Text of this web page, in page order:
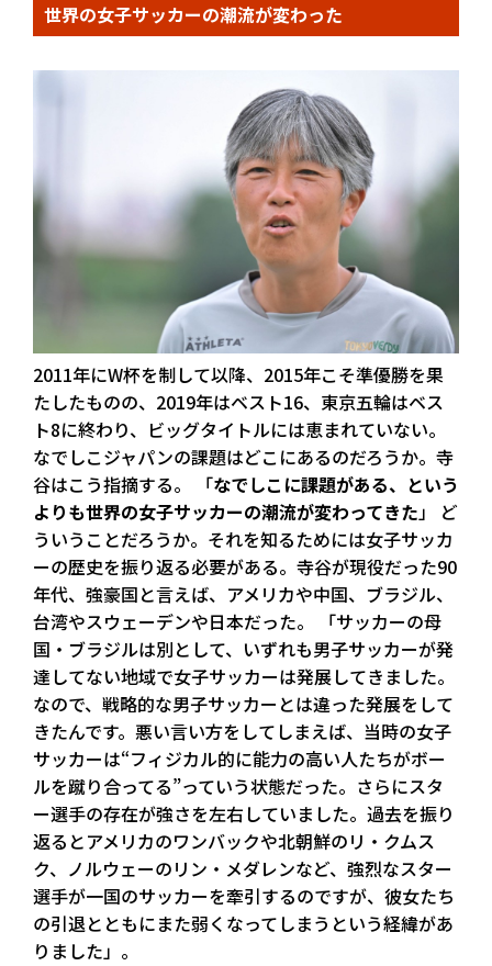
世界の女子サッカーの潮流が変わった
2011年にW杯を制して以降、2015年こそ準優勝を果
たしたものの、2019年はベスト16、東京五輪はベス
ト8に終わり、ビッグタイトルには恵まれていない。
なでしこジャパンの課題はどこにあるのだろうか。寺
谷はこう指摘する。 「なでしこに課題がある、という
よりも世界の女子サッカーの潮流が変わってきた」 ど
ういうことだろうか。それを知るためには女子サッカ
ーの歴史を振り返る必要がある。寺谷が現役だった90
年代、強豪国と言えば、アメリカや中国、ブラジル、
台湾やスウェーデンや日本だった。 「サッカーの母
国・ブラジルは別として、いずれも男子サッカーが発
達してない地域で女子サッカーは発展してきました。
なので、戦略的な男子サッカーとは違った発展をして
きたんです。悪い言い方をしてしまえば、当時の女子
サッカーは“フィジカル的に能力の高い人たちがボー
ルを蹴り合ってる”っていう状態だった。さらにスタ
ー選手の存在が強さを左右していました。過去を振り
返るとアメリカのワンバックや北朝鮮のリ・クムス
ク、ノルウェーのリン・メダレンなど、強烈なスター
選手が一国のサッカーを牽引するのですが、彼女たち
の引退とともにまた弱くなってしまうという経緯があ
りました」。